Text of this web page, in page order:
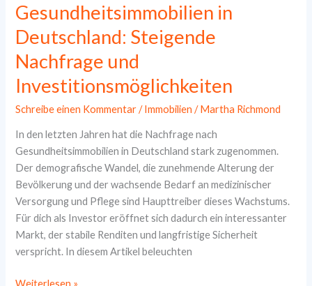
Gesundheitsimmobilien in
Deutschland: Steigende
Nachfrage und
Investitionsmöglichkeiten
Schreibe einen Kommentar /Immobilien /Martha Richmond
In den letzten Jahren hat die Nachfrage nach
Gesundheitsimmobilien in Deutschland stark zugenommen.
Der demografische Wandel, die zunehmende Alterung der
Bevölkerung und der wachsende Bedarf an medizinischer
Versorgung und Pflege sind Haupttreiber dieses Wachstums.
Für dich als Investor eröffnet sich dadurch ein interessanter
Markt, der stabile Renditen und langfristige Sicherheit
verspricht. In diesem Artikel beleuchten
Gesundheitsimmobilien
Weiterlesen »